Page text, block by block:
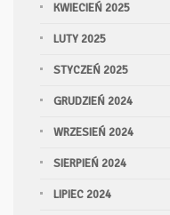
KWIECIEŃ 2025
LUTY 2025
STYCZEŃ 2025
GRUDZIEŃ 2024
WRZESIEŃ 2024
SIERPIEŃ 2024
LIPIEC 2024